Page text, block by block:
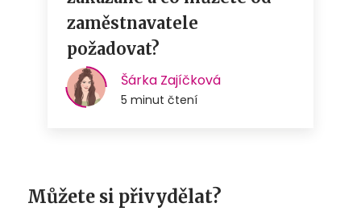
Můžete si přivydělat?